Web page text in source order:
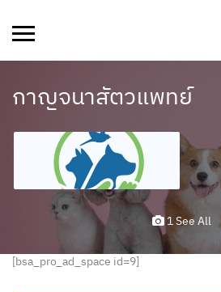
กาญจนาสัตวแพทย์
1 See All
[bsa_pro_ad_space id=9]